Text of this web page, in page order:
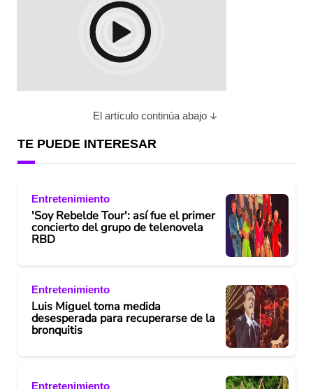
El artículo continúa abajo
TE PUEDE INTERESAR
Entretenimiento
'Soy Rebelde Tour': así fue el primer
concierto del grupo de telenovela
RBD
Entretenimiento
Luis Miguel toma medida
desesperada para recuperarse de la
bronquitis
Entretenimiento